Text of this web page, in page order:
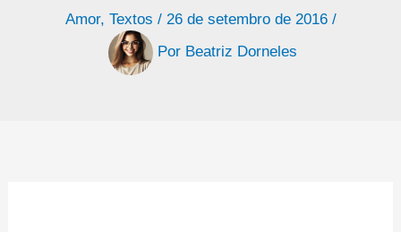
Amor, Textos / 26 de setembro de 2016 /
Por Beatriz Dorneles